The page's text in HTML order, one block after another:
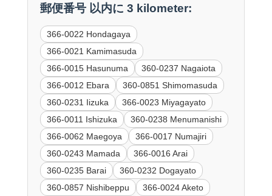
郵便番号 以内に 3 kilometer:
366-0022 Hondagaya
366-0021 Kamimasuda
366-0015 Hasunuma
360-0237 Nagaiota
366-0012 Ebara
360-0851 Shimomasuda
360-0231 Iizuka
366-0023 Miyagayato
366-0011 Ishizuka
360-0238 Menumanishi
366-0062 Maegoya
366-0017 Numajiri
360-0243 Mamada
366-0016 Arai
360-0235 Barai
360-0232 Dogayato
360-0857 Nishibeppu
366-0024 Aketo